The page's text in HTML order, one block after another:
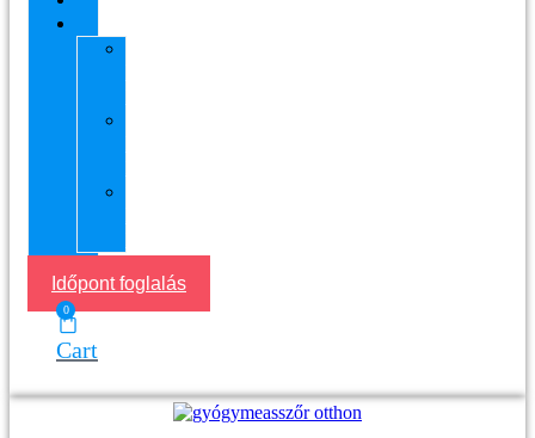
Időpont foglalás
0
Cart